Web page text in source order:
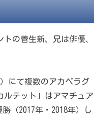
の菅生新、兄は俳優、
にて複数のアカペラグ
ルテット」はアマチュア
（2017年・2018年）し